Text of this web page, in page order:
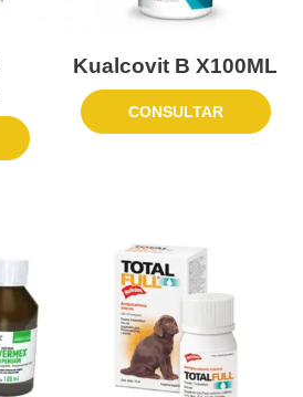
Kualcovit B X100ML
CONSULTAR